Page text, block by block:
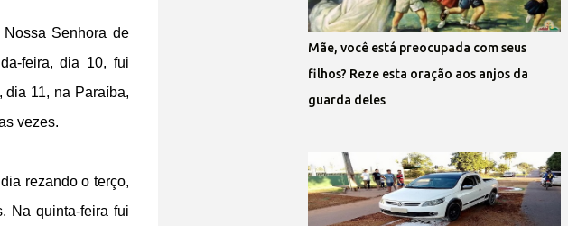
Senhora de
feira, dia 10, fui
dia 11, na Paraíba,
vezes.
rezando o terço,
Na quinta-feira fui
Mãe, você está preocupada com seus
filhos? Reze esta oração aos anjos da
guarda deles